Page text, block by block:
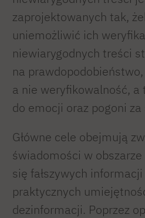
zaprojektowanych tak,
uniemożliwić ich
niewiarygodnych treści
na prawdopodobieństwo,
a nie weryfikowalność, a
do emocji oraz pogoni za
Główne cele obejmują
świadomości w
się fałszywych
praktycznych
dezinformacji. Poprzez